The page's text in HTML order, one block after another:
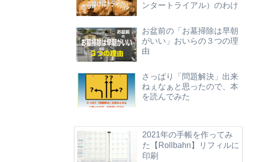
ンタートライアル）のわけ
お盆前の「お墓掃除は早朝
がいい」おいらの３つの理
由
さっぱり「問題解決」出来
ねぇなぁと思ったので、本
を読んでみた
2021年の手帳を作ってみ
た【Rollbahn】リフィルに
印刷